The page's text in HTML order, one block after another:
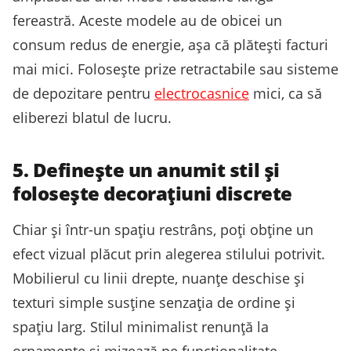
fereastră. Aceste modele au de obicei un
consum redus de energie, așa că plătești facturi
mai mici. Folosește prize retractabile sau sisteme
de depozitare pentru electrocasnice mici, ca să
eliberezi blatul de lucru.
5. Definește un anumit stil și
folosește decorațiuni discrete
Chiar și într-un spațiu restrâns, poți obține un
efect vizual plăcut prin alegerea stilului potrivit.
Mobilierul cu linii drepte, nuanțe deschise și
texturi simple susține senzația de ordine și
spațiu larg. Stilul minimalist renunță la